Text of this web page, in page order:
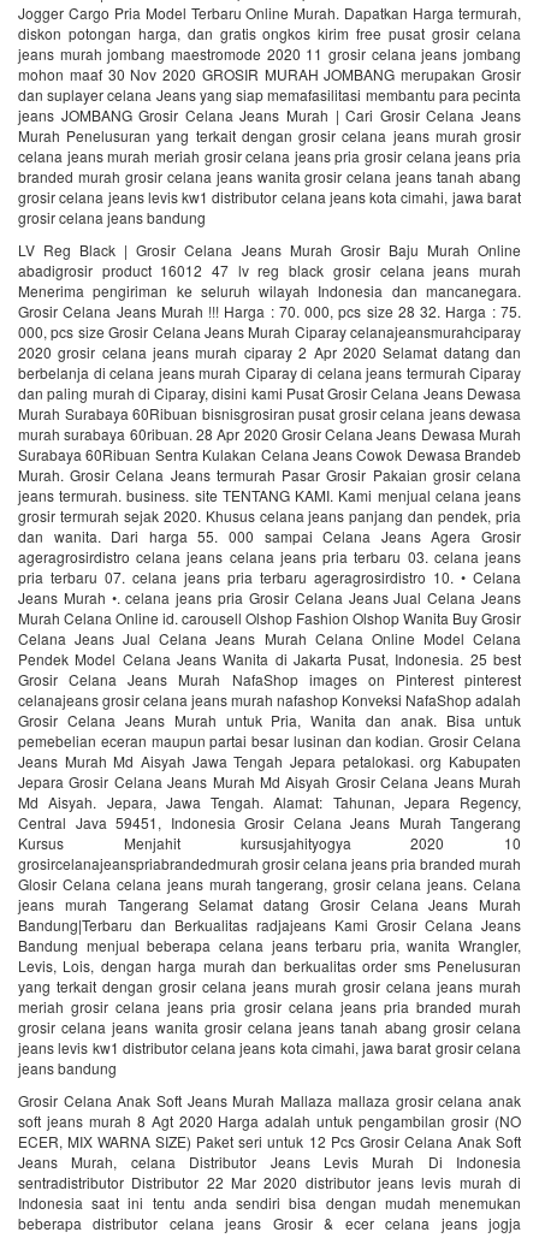
Jogger Cargo Pria Model Terbaru Online Murah. Dapatkan Harga termurah,
diskon potongan harga, dan gratis ongkos kirim free pusat grosir celana
jeans murah jombang maestromode 2020 11 grosir celana jeans jombang
mohon maaf 30 Nov 2020 GROSIR MURAH JOMBANG merupakan Grosir
dan suplayer celana Jeans yang siap memafasilitasi membantu para pecinta
jeans JOMBANG Grosir Celana Jeans Murah | Cari Grosir Celana Jeans
Murah‎ Penelusuran yang terkait dengan grosir celana jeans murah grosir
celana jeans murah meriah grosir celana jeans pria grosir celana jeans pria
branded murah grosir celana jeans wanita grosir celana jeans tanah abang
grosir celana jeans levis kw1 distributor celana jeans kota cimahi, jawa barat
grosir celana jeans bandung
LV Reg Black | Grosir Celana Jeans Murah Grosir Baju Murah Online
abadigrosir product 16012 47 lv reg black grosir celana jeans murah
Menerima pengiriman ke seluruh wilayah Indonesia dan mancanegara.
Grosir Celana Jeans Murah !!! Harga : 70. 000, pcs size 28 32. Harga : 75.
000, pcs size Grosir Celana Jeans Murah Ciparay celanajeansmurahciparay
2020 grosir celana jeans murah ciparay 2 Apr 2020 Selamat datang dan
berbelanja di celana jeans murah Ciparay di celana jeans termurah Ciparay
dan paling murah di Ciparay, disini kami Pusat Grosir Celana Jeans Dewasa
Murah Surabaya 60Ribuan bisnisgrosiran pusat grosir celana jeans dewasa
murah surabaya 60ribuan. 28 Apr 2020 Grosir Celana Jeans Dewasa Murah
Surabaya 60Ribuan Sentra Kulakan Celana Jeans Cowok Dewasa Brandeb
Murah. Grosir Celana Jeans termurah Pasar Grosir Pakaian grosir celana
jeans termurah. business. site TENTANG KAMI. Kami menjual celana jeans
grosir termurah sejak 2020. Khusus celana jeans panjang dan pendek, pria
dan wanita. Dari harga 55. 000 sampai Celana Jeans Agera Grosir
ageragrosirdistro celana jeans celana jeans pria terbaru 03. celana jeans
pria terbaru 07. celana jeans pria terbaru ageragrosirdistro 10. • Celana
Jeans Murah •. celana jeans pria Grosir Celana Jeans Jual Celana Jeans
Murah Celana Online id. carousell Olshop Fashion Olshop Wanita Buy Grosir
Celana Jeans Jual Celana Jeans Murah Celana Online Model Celana
Pendek Model Celana Jeans Wanita di Jakarta Pusat, Indonesia. 25 best
Grosir Celana Jeans Murah NafaShop images on Pinterest pinterest
celanajeans grosir celana jeans murah nafashop Konveksi NafaShop adalah
Grosir Celana Jeans Murah untuk Pria, Wanita dan anak. Bisa untuk
pemebelian eceran maupun partai besar lusinan dan kodian. Grosir Celana
Jeans Murah Md Aisyah Jawa Tengah Jepara petalokasi. org Kabupaten
Jepara Grosir Celana Jeans Murah Md Aisyah Grosir Celana Jeans Murah
Md Aisyah. Jepara, Jawa Tengah. Alamat: Tahunan, Jepara Regency,
Central Java 59451, Indonesia Grosir Celana Jeans Murah Tangerang
Kursus Menjahit kursusjahityogya 2020 10
grosircelanajeanspriabrandedmurah grosir celana jeans pria branded murah
Glosir Celana celana jeans murah tangerang, grosir celana jeans. Celana
jeans murah Tangerang Selamat datang Grosir Celana Jeans Murah
Bandung|Terbaru dan Berkualitas radjajeans Kami Grosir Celana Jeans
Bandung menjual beberapa celana jeans terbaru pria, wanita Wrangler,
Levis, Lois, dengan harga murah dan berkualitas order sms Penelusuran
yang terkait dengan grosir celana jeans murah grosir celana jeans murah
meriah grosir celana jeans pria grosir celana jeans pria branded murah
grosir celana jeans wanita grosir celana jeans tanah abang grosir celana
jeans levis kw1 distributor celana jeans kota cimahi, jawa barat grosir celana
jeans bandung
Grosir Celana Anak Soft Jeans Murah Mallaza mallaza grosir celana anak
soft jeans murah 8 Agt 2020 Harga adalah untuk pengambilan grosir (NO
ECER, MIX WARNA SIZE) Paket seri untuk 12 Pcs Grosir Celana Anak Soft
Jeans Murah, celana Distributor Jeans Levis Murah Di Indonesia
sentradistributor Distributor 22 Mar 2020 distributor jeans levis murah di
Indonesia saat ini tentu anda sendiri bisa dengan mudah menemukan
beberapa distributor celana jeans Grosir & ecer celana jeans jogja